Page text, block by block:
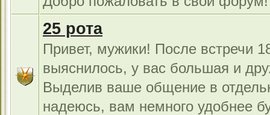
25 рота
Привет, мужики! После встречи
выяснилось, у вас большая и
Выделив ваше общение в
надеюсь, вам немного удобнее